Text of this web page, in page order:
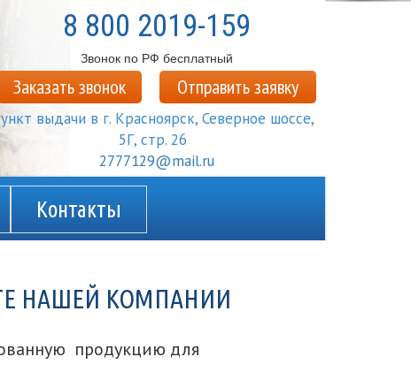
8 800 2019-159
Звонок по РФ бесплатный
Заказать звонок Отправить заявку
выдачи в г. Красноярск, Северное шоссе,
5Г, стр. 26
2777129@mail.ru
Контакты
НАШЕЙ КОМПАНИИ
продукцию для